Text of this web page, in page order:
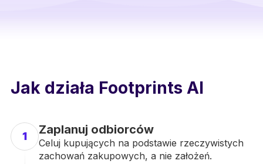
Jak działa Footprints AI
1 Zaplanuj odbiorców
Celuj kupujących na podstawie rzeczywistych
zachowań zakupowych, a nie założeń.